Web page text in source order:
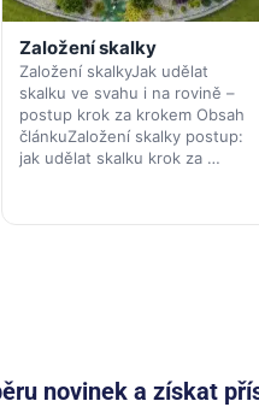
Založení skalky
Založení skalkyJak udělat
skalku ve svahu i na rovině –
postup krok za krokem Obsah
článkuZaložení skalky postup:
jak udělat skalku krok za …
novinek a získat